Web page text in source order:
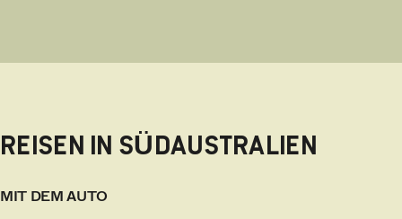
REISEN IN SÜDAUSTRALIEN
MIT DEM AUTO